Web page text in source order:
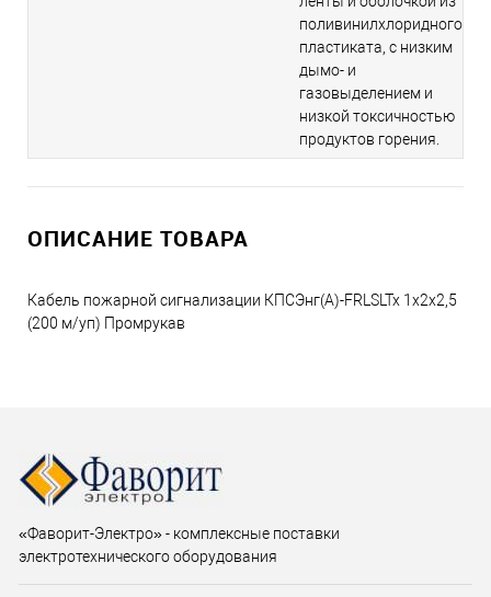
поливинилхлоридного
пластиката, с низким
дымо- и
газовыделением и
низкой токсичностью
продуктов горения.
ОПИСАНИЕ ТОВАРА
Кабель пожарной сигнализации КПСЭнг(А)-FRLSLTx 1х2х2,5
(200 м/уп) Промрукав
«Фаворит-Электро» - комплексные поставки
электротехнического оборудования